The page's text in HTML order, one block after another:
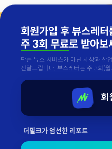
회원가입 후 뷰스레터
주 3회 무료로 받아보
단순 뉴스 서비스가 아닌 세상과
전달드립니다. 뷰스레터는 주 3회(월
회
더밀크가 엄선한 리포트